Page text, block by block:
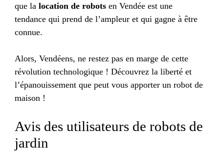
que la location de robots en Vendée est une
tendance qui prend de l’ampleur et qui gagne à être
connue.
Alors, Vendéens, ne restez pas en marge de cette
révolution technologique ! Découvrez la liberté et
l’épanouissement que peut vous apporter un robot de
maison !
Avis des utilisateurs de robots de
jardin